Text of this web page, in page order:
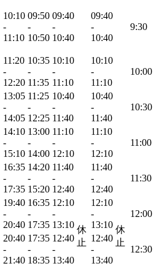
10:10
-
11:10
09:50
-
10:50
09:40
-
10:40
休
止
09:40
-
10:40
休
止
9:30
11:20
-
12:20
10:35
-
11:35
10:10
-
11:10
10:10
-
11:10
10:00
13:05
-
14:05
11:25
-
12:25
10:40
-
11:40
10:40
-
11:40
10:30
14:10
-
15:10
13:00
-
14:00
11:10
-
12:10
11:10
-
12:10
11:00
16:35
-
17:35
14:20
-
15:20
11:40
-
12:40
11:40
-
12:40
11:30
19:40
-
20:40
16:35
-
17:35
12:10
-
13:10
12:10
-
13:10
12:00
20:40
-
21:40
17:35
-
18:35
12:40
-
13:40
12:40
-
13:40
12:30